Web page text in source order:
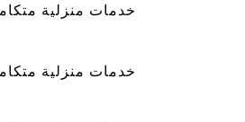
خدمات منزلية
خدمات منزلية